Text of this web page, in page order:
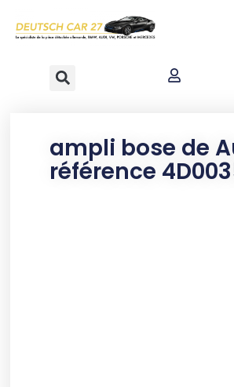
principal
ampli bose de
référence